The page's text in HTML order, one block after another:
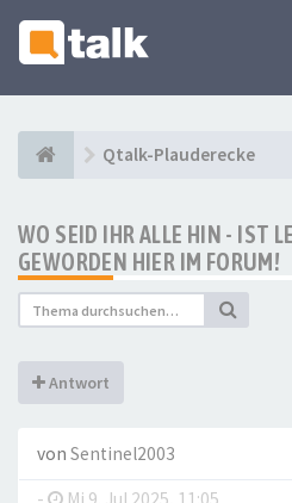
Qtalk-Plauderecke
WO SEID IHR ALLE HIN - IST
GEWORDEN HIER IM FORUM!
Antwort
von Sentinel2003